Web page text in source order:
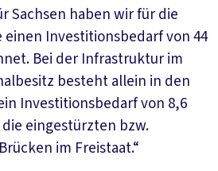
Sachsen haben wir für die
einen Investitionsbedarf von 44
Bei der Infrastruktur im
besteht allein in den
Investitionsbedarf von 8,6
eingestürzten bzw.
im Freistaat.“